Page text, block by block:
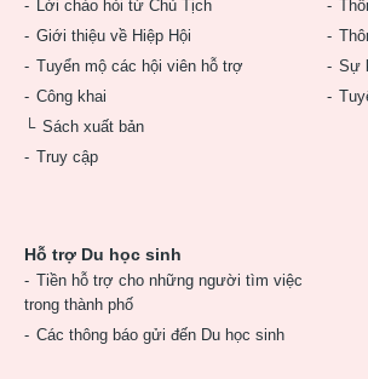
Lời chào hỏi từ Chủ Tịch
Giới thiệu về Hiệp Hội
Tuyển mộ các hội viên hỗ trợ
Công khai
Sách xuất bản
Truy cập
Sự
Hỗ trợ Du học sinh
Tiền hỗ trợ cho những người tìm việc
trong thành phố
Các thông báo gửi đến Du học sinh